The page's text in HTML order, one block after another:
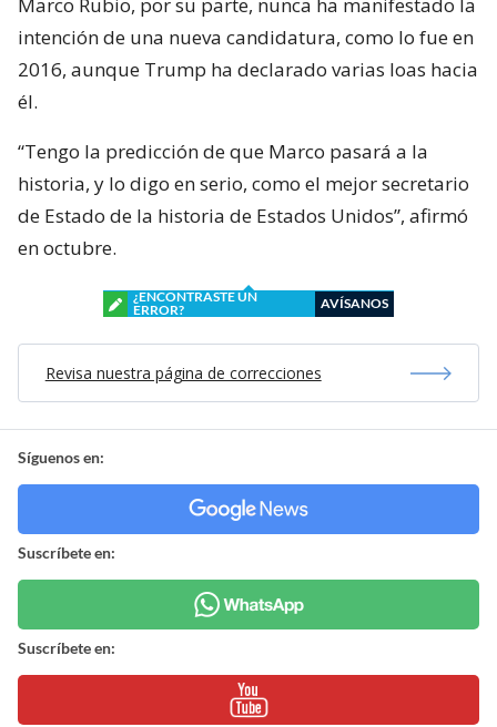
Marco Rubio, por su parte, nunca ha manifestado la
intención de una nueva candidatura, como lo fue en
2016, aunque Trump ha declarado varias loas hacia
él.
“Tengo la predicción de que Marco pasará a la
historia, y lo digo en serio, como el mejor secretario
de Estado de la historia de Estados Unidos”, afirmó
en octubre.
¿ENCONTRASTE UN
ERROR?
AVÍSANOS
Revisa nuestra página de correcciones
Síguenos en:
Suscríbete en:
Suscríbete en: